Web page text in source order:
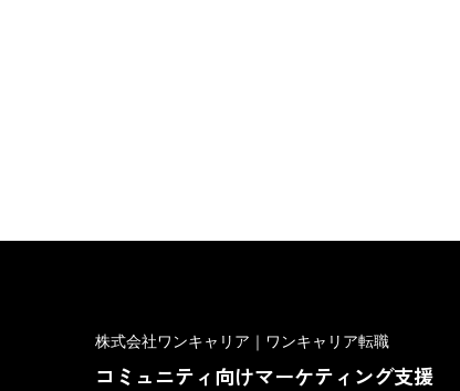
株式会社ワンキャリア｜ワンキャリア転職
コミュニティ向けマーケティング支援